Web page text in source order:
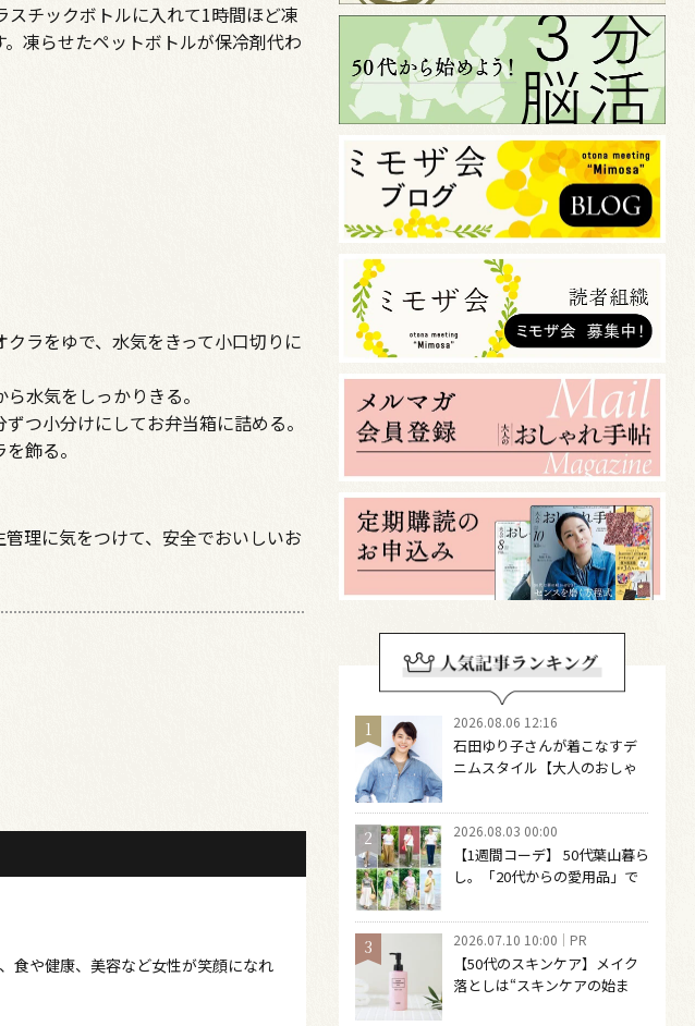
チックボトルに入れて1時間ほど凍
凍らせたペットボトルが保冷剤代わ
ラをゆで、水気をきって小口切りに
水気をしっかりきる。
つ小分けにしてお弁当箱に詰める。
飾る。
理に気をつけて、安全でおいしいお
食や健康、美容など女性が笑顔になれ
2026.08.06 12:16
石田ゆり子さんが着こなすデ
ニムスタイル【大人のおしゃ
どファッションは自由になる
2026.08.03 00:00
【1週間コーデ】 50代葉山暮ら
し。「20代からの愛用品」で
～ 桐野恵美さん #022 Emi
Kirino～
2026.07.10 10:00 PR
【50代のスキンケア】メイク
落としは“スキンケアの始ま